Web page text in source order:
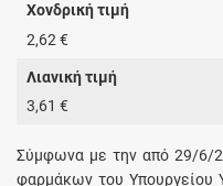
Χονδρική τιμή
2,62 €
Λιανική τιμή
3,61 €
Σύμφωνα με την από 29/6/
φαρμάκων του Υπουργείου